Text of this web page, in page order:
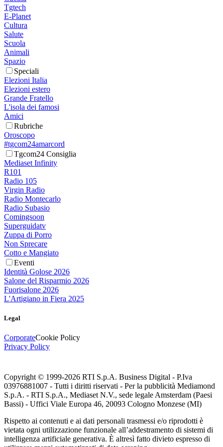
Tgtech
E-Planet
Cultura
Salute
Scuola
Animali
Spazio
Speciali
Elezioni Italia
Elezioni estero
Grande Fratello
L'isola dei famosi
Amici
Rubriche
Oroscopo
#tgcom24amarcord
Tgcom24 Consiglia
Mediaset Infinity
R101
Radio 105
Virgin Radio
Radio Montecarlo
Radio Subasio
Comingsoon
Superguidatv
Zuppa di Porro
Non Sprecare
Cotto e Mangiato
Eventi
Identità Golose 2026
Salone del Risparmio 2026
Fuorisalone 2026
L'Artigiano in Fiera 2025
Legal
CorporateCookie Policy
Privacy Policy
Copyright © 1999-2026 RTI S.p.A. Business Digital - P.Iva
03976881007 - Tutti i diritti riservati - Per la pubblicità Mediamond
S.p.A. - RTI S.p.A., Mediaset N.V., sede legale Amsterdam (Paesi
Bassi) - Uffici Viale Europa 46, 20093 Cologno Monzese (MI)
Rispetto ai contenuti e ai dati personali trasmessi e/o riprodotti è
vietata ogni utilizzazione funzionale all’addestramento di sistemi di
intelligenza artificiale generativa. È altresì fatto divieto espresso di